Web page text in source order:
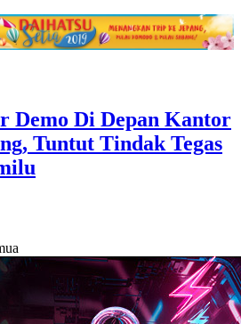
Demo Di Depan Kantor
Tuntut Tindak Tegas